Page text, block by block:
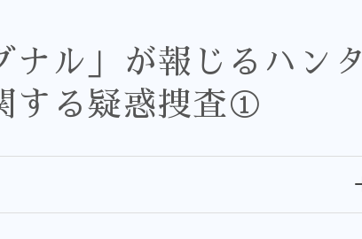
ナル」が報じるハンタ
する疑惑捜査①